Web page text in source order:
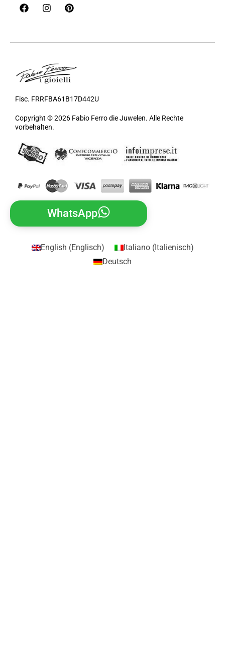
Fisc. FRRFBA61B17D442U
Copyright © 2026 Fabio Ferro die Juwelen. Alle Rechte
vorbehalten.
WhatsApp
English (Englisch) Italiano(Italienisch)
Deutsch